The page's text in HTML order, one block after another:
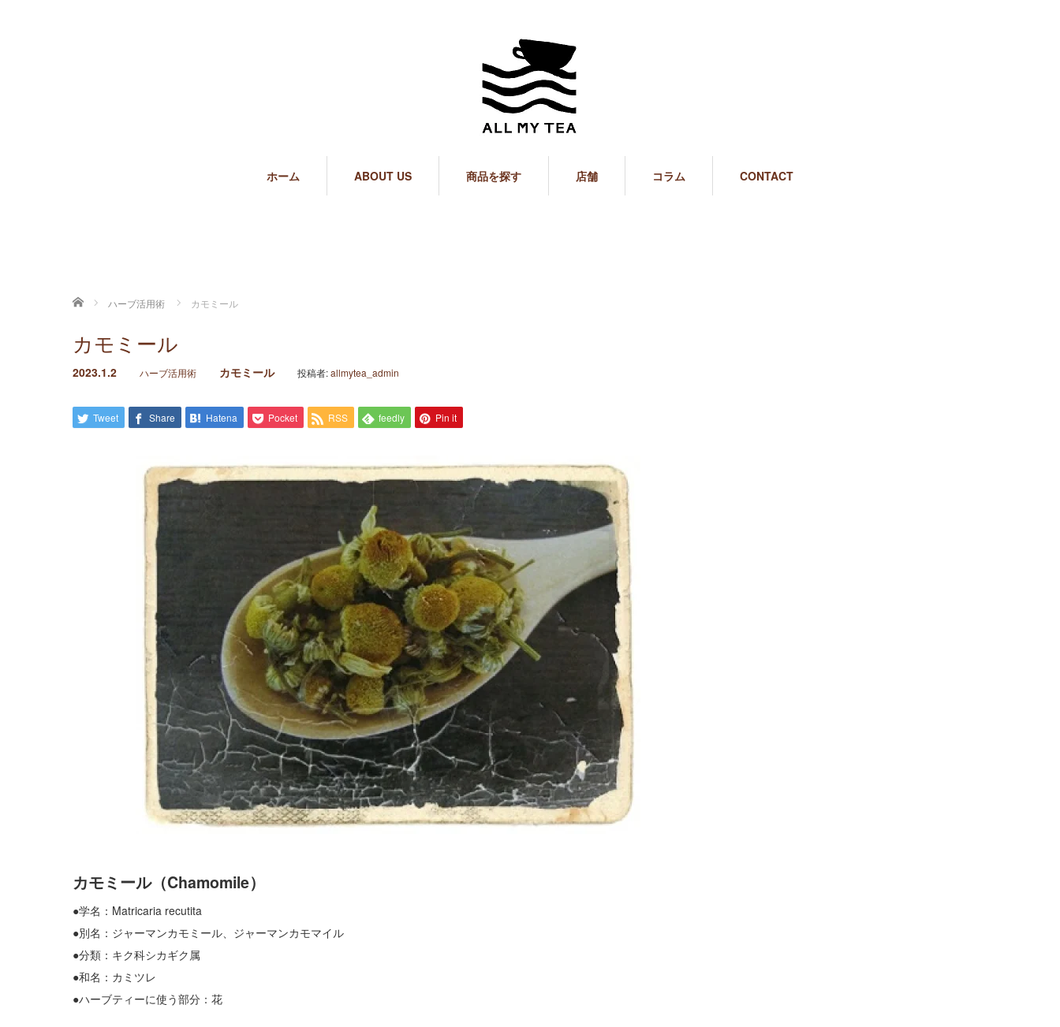
ホーム ABOUT US 商品を探す 店舗 コラム CONTACT
ホーム ハーブ活用術 カモミール
カモミール
2023.1.2 ハーブ活用術 カモミール 投稿者:allmytea_admin
Tweet Share Hatena Pocket RSS feedly Pin it
カモミール（Chamomile）
●学名：Matricaria recutita
●別名：ジャーマンカモミール、ジャーマンカモマイル
●分類：キク科シカギク属
●和名：カミツレ
●ハーブティーに使う部分：花